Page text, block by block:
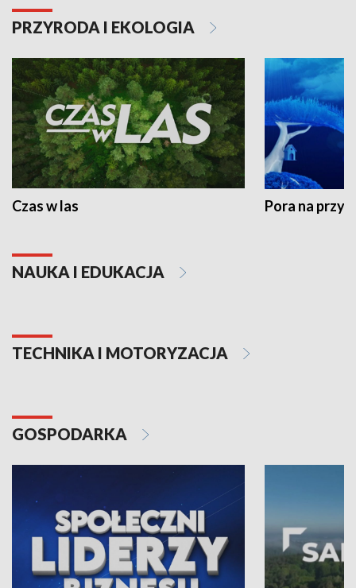
PRZYRODA I EKOLOGIA
Czas w las Pora na
NAUKA I EDUKACJA
TECHNIKA I MOTORYZACJA
GOSPODARKA